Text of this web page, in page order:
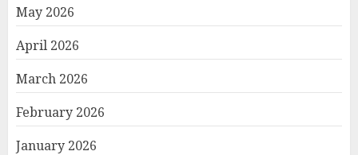
May 2026
April 2026
March 2026
February 2026
January 2026